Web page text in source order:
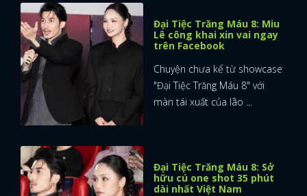
Đại Tiệc Trăng Máu 8: Miu
Lê công khai xin vai ngay
trên Facebook
Chuyện chưa kể từ showcase
"Đại Tiệc Trăng Máu 8" với
màn tái xuất của lão ...
Đại Tiệc Trăng Máu 8: Sở
hữu cú one shot 35 phút
dài nhất Việt Nam